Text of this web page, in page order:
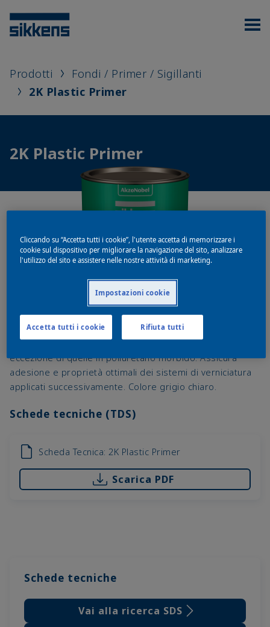
Prodotti
Fondi / Primer / Sigillanti
2K Plastic Primer
2K Plastic Primer
Primer bicomponente per le parti in plastica
comunemente utilizzate dall’industria automobilistica, ad
eccezione di quelle in poliuretano morbido. Assicura
adesione e proprietà ottimali dei sistemi di verniciatura
applicati successivamente. Colore grigio chiaro.
Schede tecniche (TDS)
Scheda Tecnica: 2K Plastic Primer
Scarica PDF
Schede tecniche
Vai alla ricerca SDS
Cliccando su “Accetta tutti i cookie”, l'utente accetta di memorizzare i
cookie sul dispositivo per migliorare la navigazione del sito, analizzare
l'utilizzo del sito e assistere nelle nostre attività di marketing.
Impostazioni cookie
Rifiuta tutti
Accetta tutti i cookie